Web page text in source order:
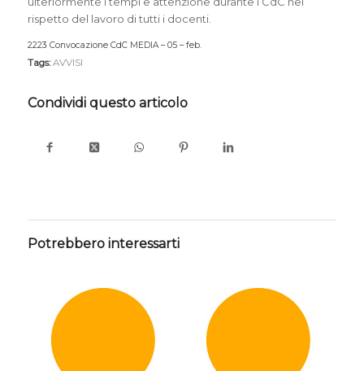
rispetto del lavoro di tutti i docenti.
2223 Convocazione CdC MEDIA – 05 – feb.
Tags: AVVISI
Condividi questo articolo
Potrebbero interessarti